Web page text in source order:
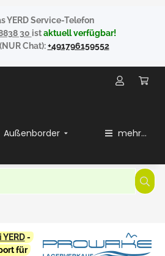
YERD Service-Telefon
30 istaktuell verfügbar!
Chat):+491796159552
Außenborder mehr...
YERD-
für